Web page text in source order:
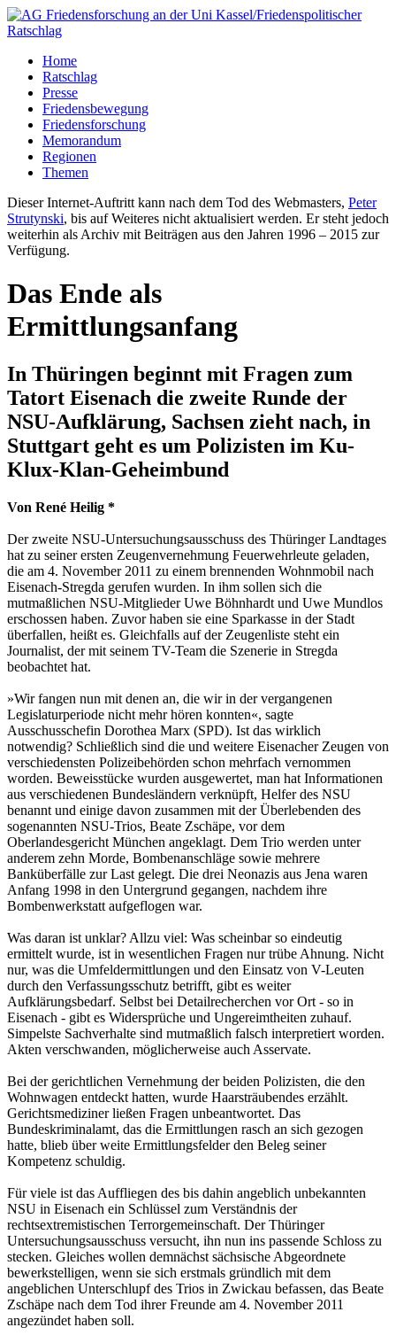
Home
Ratschlag
Presse
Friedensbewegung
Friedensforschung
Memorandum
Regionen
Themen
Dieser Internet-Auftritt kann nach dem Tod des Webmasters, Peter
Strutynski, bis auf Weiteres nicht aktualisiert werden. Er steht jedoch
weiterhin als Archiv mit Beiträgen aus den Jahren 1996 – 2015 zur
Verfügung.
Das Ende als
Ermittlungsanfang
In Thüringen beginnt mit Fragen zum
Tatort Eisenach die zweite Runde der
NSU-Aufklärung, Sachsen zieht nach, in
Stuttgart geht es um Polizisten im Ku-
Klux-Klan-Geheimbund
Von René Heilig *
Der zweite NSU-Untersuchungsausschuss des Thüringer Landtages
hat zu seiner ersten Zeugenvernehmung Feuerwehrleute geladen,
die am 4. November 2011 zu einem brennenden Wohnmobil nach
Eisenach-Stregda gerufen wurden. In ihm sollen sich die
mutmaßlichen NSU-Mitglieder Uwe Böhnhardt und Uwe Mundlos
erschossen haben. Zuvor haben sie eine Sparkasse in der Stadt
überfallen, heißt es. Gleichfalls auf der Zeugenliste steht ein
Journalist, der mit seinem TV-Team die Szenerie in Stregda
beobachtet hat.
»Wir fangen nun mit denen an, die wir in der vergangenen
Legislaturperiode nicht mehr hören konnten«, sagte
Ausschusschefin Dorothea Marx (SPD). Ist das wirklich
notwendig? Schließlich sind die und weitere Eisenacher Zeugen von
verschiedensten Polizeibehörden schon mehrfach vernommen
worden. Beweisstücke wurden ausgewertet, man hat Informationen
aus verschiedenen Bundesländern verknüpft, Helfer des NSU
benannt und einige davon zusammen mit der Überlebenden des
sogenannten NSU-Trios, Beate Zschäpe, vor dem
Oberlandesgericht München angeklagt. Dem Trio werden unter
anderem zehn Morde, Bombenanschläge sowie mehrere
Banküberfälle zur Last gelegt. Die drei Neonazis aus Jena waren
Anfang 1998 in den Untergrund gegangen, nachdem ihre
Bombenwerkstatt aufgeflogen war.
Was daran ist unklar? Allzu viel: Was scheinbar so eindeutig
ermittelt wurde, ist in wesentlichen Fragen nur trübe Ahnung. Nicht
nur, was die Umfeldermittlungen und den Einsatz von V-Leuten
durch den Verfassungsschutz betrifft, gibt es weiter
Aufklärungsbedarf. Selbst bei Detailrecherchen vor Ort - so in
Eisenach - gibt es Widersprüche und Ungereimtheiten zuhauf.
Simpelste Sachverhalte sind mutmaßlich falsch interpretiert worden.
Akten verschwanden, möglicherweise auch Asservate.
Bei der gerichtlichen Vernehmung der beiden Polizisten, die den
Wohnwagen entdeckt hatten, wurde Haarsträubendes erzählt.
Gerichtsmediziner ließen Fragen unbeantwortet. Das
Bundeskriminalamt, das die Ermittlungen rasch an sich gezogen
hatte, blieb über weite Ermittlungsfelder den Beleg seiner
Kompetenz schuldig.
Für viele ist das Auffliegen des bis dahin angeblich unbekannten
NSU in Eisenach ein Schlüssel zum Verständnis der
rechtsextremistischen Terrorgemeinschaft. Der Thüringer
Untersuchungsausschuss versucht, ihn nun ins passende Schloss zu
stecken. Gleiches wollen demnächst sächsische Abgeordnete
bewerkstelligen, wenn sie sich erstmals gründlich mit dem
angeblichen Unterschlupf des Trios in Zwickau befassen, das Beate
Zschäpe nach dem Tod ihrer Freunde am 4. November 2011
angezündet haben soll.